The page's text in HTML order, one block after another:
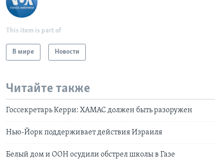
This item is part of
В мире Новости
Читайте также
Госсекретарь Керри: ХАМАС должен быть разоружен
Нью-Йорк поддерживает действия Израиля
Белый дом и ООН осудили обстрел школы в Газе